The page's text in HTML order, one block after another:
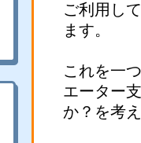
ご利用し
ます。
これを一
エーター
か？を考